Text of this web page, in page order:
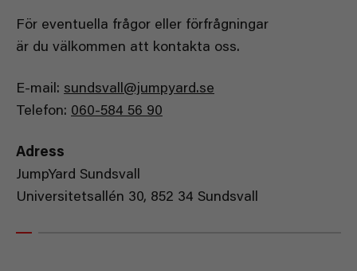
För eventuella frågor eller förfrågningar
är du välkommen att kontakta oss.
E-mail: sundsvall@jumpyard.se
Telefon: 060-584 56 90
Adress
JumpYard Sundsvall
Universitetsallén 30, 852 34 Sundsvall